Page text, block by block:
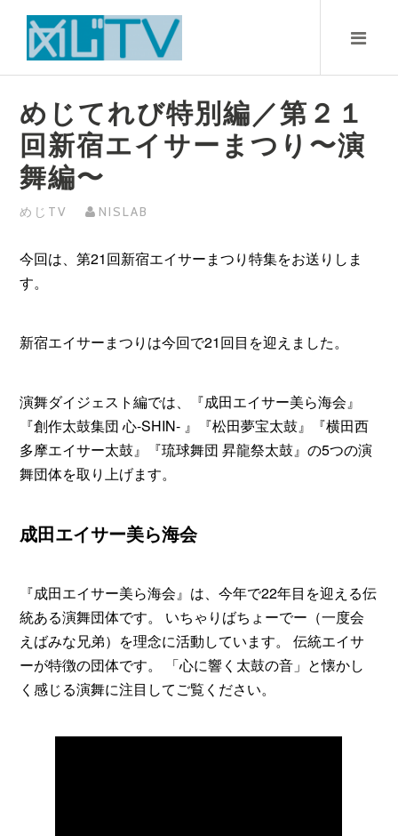
Skip
content
めじてれび特別編／第２１
回新宿エイサーまつり〜演
舞編〜
めじTV NISLAB
今回は、第21回新宿エイサーまつり特集をお送りしま
す。
新宿エイサーまつりは今回で21回目を迎えました。
演舞ダイジェスト編では、『成田エイサー美ら海会』
『創作太鼓集団 心-SHIN- 』『松田夢宝太鼓』『横田西
多摩エイサー太鼓』『琉球舞団 昇龍祭太鼓』の5つの演
舞団体を取り上げます。
成田エイサー美ら海会
『成田エイサー美ら海会』は、今年で22年目を迎える伝
統ある演舞団体です。 いちゃりばちょーでー（一度会
えばみな兄弟）を理念に活動しています。 伝統エイサ
ーが特徴の団体です。 「心に響く太鼓の音」と懐かし
く感じる演舞に注目してご覧ください。